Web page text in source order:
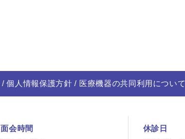
個人情報保護方針 医療機器の共同利用について
面会時間 休診日